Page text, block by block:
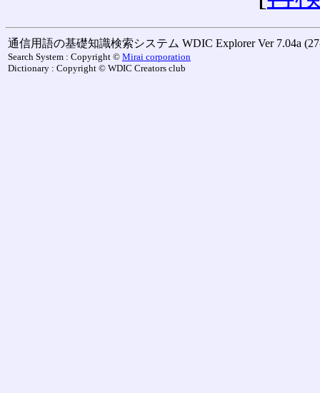
通信用語の基礎知識検索システム WDIC Explorer Ver 7.04a
Search System : Copyright © Mirai corporation
Dictionary : Copyright © WDIC Creators club